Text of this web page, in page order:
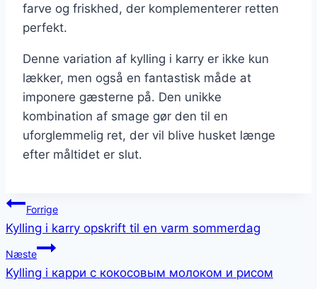
farve og friskhed, der komplementerer retten
perfekt.
Denne variation af kylling i karry er ikke kun
lækker, men også en fantastisk måde at
imponere gæsterne på. Den unikke
kombination af smage gør den til en
uforglemmelig ret, der vil blive husket længe
efter måltidet er slut.
Indlægsnavigation
Forrige
Kylling i karry opskrift til en varm sommerdag
Næste
Kylling i карри с кокосовым молоком и рисом